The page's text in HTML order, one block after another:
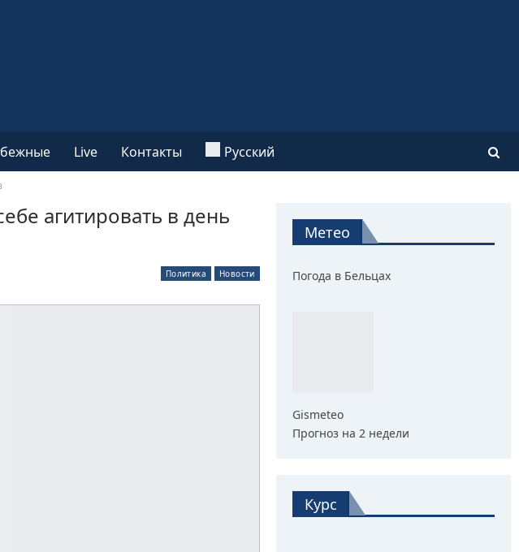
Live Контакты Русский
агитировать в день
Политика Новости
Метео
Погода в Бельцах
Gismeteo
Прогноз на 2 недели
Курс